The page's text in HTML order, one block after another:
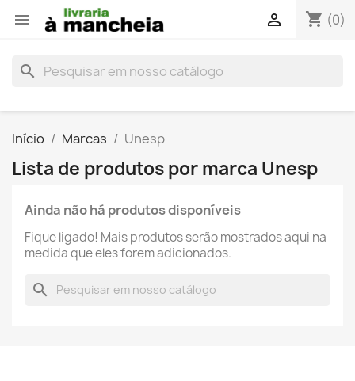
 shopping_cart (0)

search
Início Marcas Unesp
Lista de produtos por marca Unesp
Ainda não há produtos disponíveis
Fique ligado! Mais produtos serão mostrados aqui na
medida que eles forem adicionados.
search